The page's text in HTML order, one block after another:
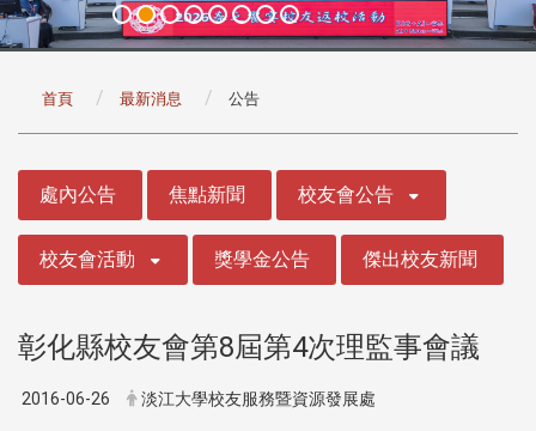
首頁 最新消息 公告
處內公告 焦點新聞 校友會公告
校友會活動 獎學金公告 傑出校友新聞
彰化縣校友會第8屆第4次理監事會議
2016-06-26 淡江大學校友服務暨資源發展處